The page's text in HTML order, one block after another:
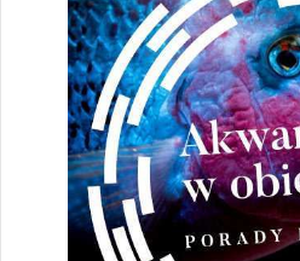
czas, który musi
rybom na
dojrzałości
wydalenie gamet
ryby codziennie
które ma u nich
dając tym samym